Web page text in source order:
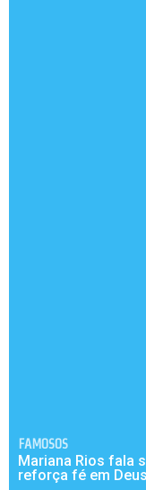
FAMOSOS
Mariana Rios fala
reforça fé em